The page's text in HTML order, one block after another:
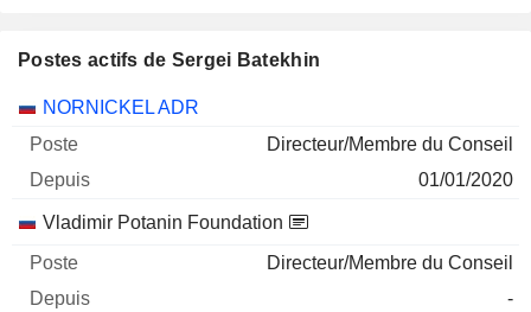
Postes actifs de Sergei Batekhin
Sociétés Poste Début
NORNICKEL ADR
Directeur/Membre du Conseil
01/01/2020
Vladimir Potanin Foundation
Directeur/Membre du Conseil
-